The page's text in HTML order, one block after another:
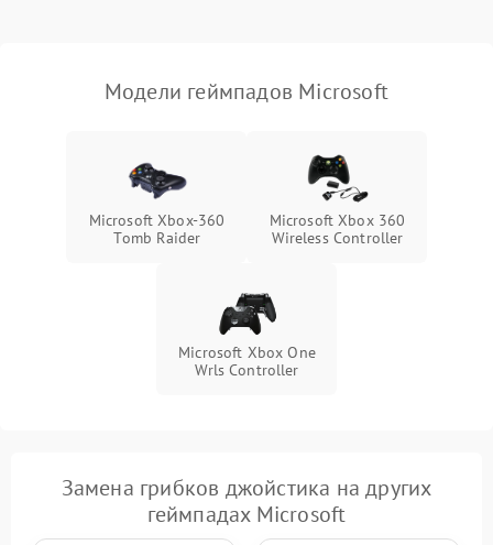
Модели геймпадов Microsoft
Microsoft Xbox-360
Тomb Raider
Microsoft Xbox 360
Wireless Controller
Microsoft Xbox One
Wrls Controller
Замена грибков джойстика на других
геймпадах Microsoft